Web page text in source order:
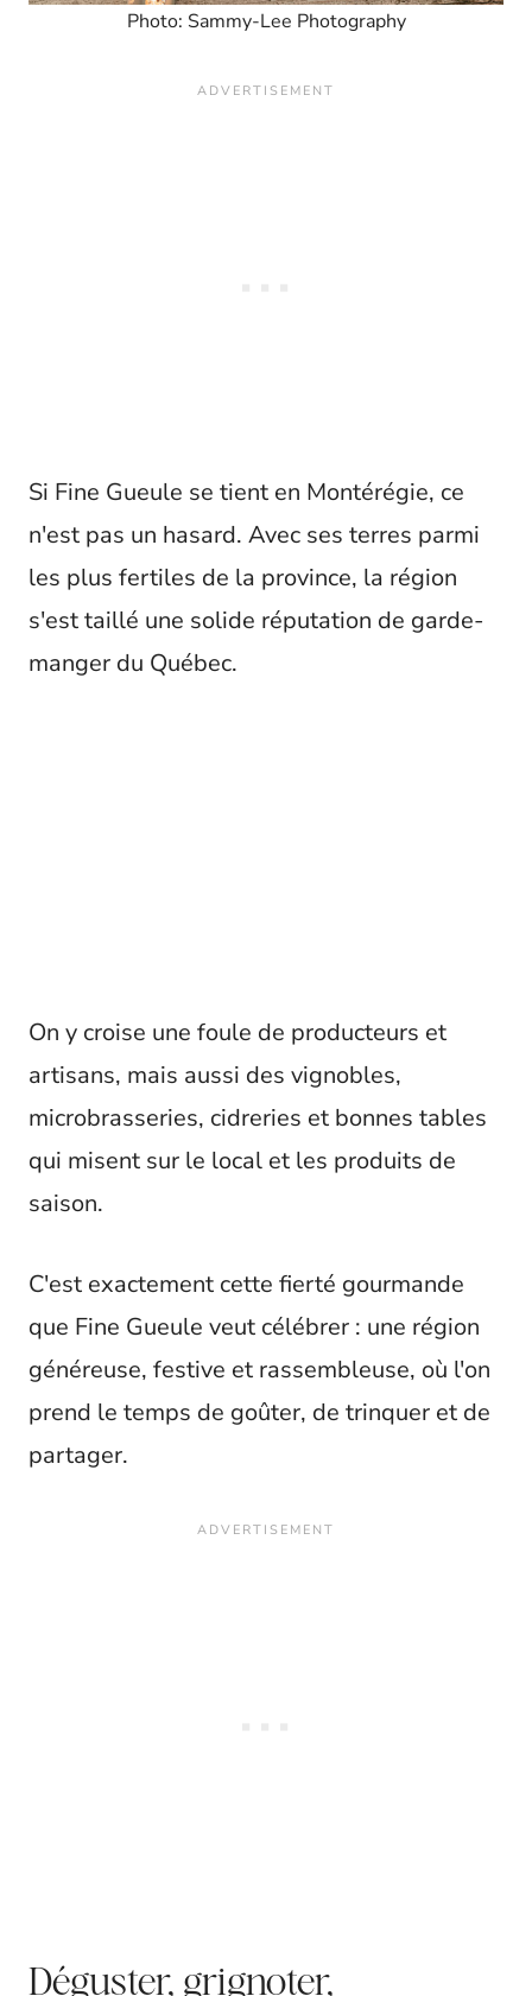
Photo: Sammy-Lee Photography
Si Fine Gueule se tient en Montérégie, ce
n'est pas un hasard. Avec ses terres parmi
les plus fertiles de la province, la région
s'est taillé une solide réputation de garde-
manger du Québec.
On y croise une foule de producteurs et
artisans, mais aussi des vignobles,
microbrasseries, cidreries et bonnes tables
qui misent sur le local et les produits de
saison.
C'est exactement cette fierté gourmande
que Fine Gueule veut célébrer : une région
généreuse, festive et rassembleuse, où l'on
prend le temps de goûter, de trinquer et de
partager.
Déguster, grignoter,